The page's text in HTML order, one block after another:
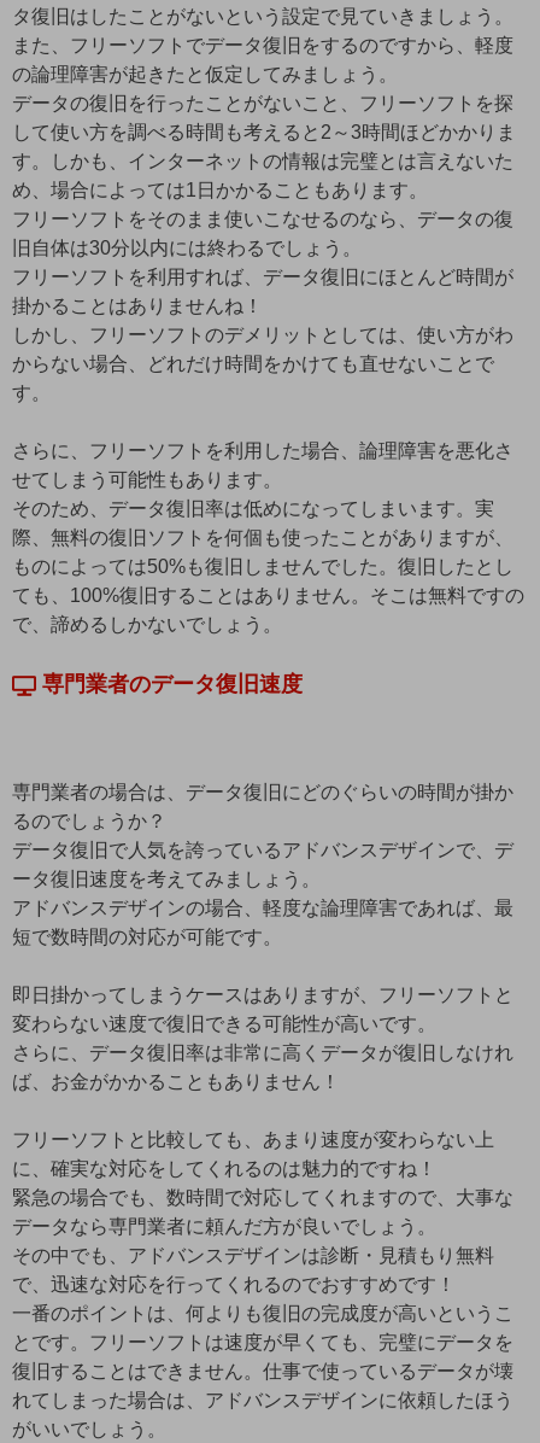
タ復旧はしたことがないという設定で見ていきましょう。
また、フリーソフトでデータ復旧をするのですから、軽度
の論理障害が起きたと仮定してみましょう。
データの復旧を行ったことがないこと、フリーソフトを探
して使い方を調べる時間も考えると2～3時間ほどかかりま
す。しかも、インターネットの情報は完璧とは言えないた
め、場合によっては1日かかることもあります。
フリーソフトをそのまま使いこなせるのなら、データの復
旧自体は30分以内には終わるでしょう。
フリーソフトを利用すれば、データ復旧にほとんど時間が
掛かることはありませんね！
しかし、フリーソフトのデメリットとしては、使い方がわ
からない場合、どれだけ時間をかけても直せないことで
す。
さらに、フリーソフトを利用した場合、論理障害を悪化さ
せてしまう可能性もあります。
そのため、データ復旧率は低めになってしまいます。実
際、無料の復旧ソフトを何個も使ったことがありますが、
ものによっては50%も復旧しませんでした。復旧したとし
ても、100%復旧することはありません。そこは無料ですの
で、諦めるしかないでしょう。
専門業者のデータ復旧速度
専門業者の場合は、データ復旧にどのぐらいの時間が掛か
るのでしょうか？
データ復旧で人気を誇っているアドバンスデザインで、デ
ータ復旧速度を考えてみましょう。
アドバンスデザインの場合、軽度な論理障害であれば、最
短で数時間の対応が可能です。
即日掛かってしまうケースはありますが、フリーソフトと
変わらない速度で復旧できる可能性が高いです。
さらに、データ復旧率は非常に高くデータが復旧しなけれ
ば、お金がかかることもありません！
フリーソフトと比較しても、あまり速度が変わらない上
に、確実な対応をしてくれるのは魅力的ですね！
緊急の場合でも、数時間で対応してくれますので、大事な
データなら専門業者に頼んだ方が良いでしょう。
その中でも、アドバンスデザインは診断・見積もり無料
で、迅速な対応を行ってくれるのでおすすめです！
一番のポイントは、何よりも復旧の完成度が高いというこ
とです。フリーソフトは速度が早くても、完璧にデータを
復旧することはできません。仕事で使っているデータが壊
れてしまった場合は、アドバンスデザインに依頼したほう
がいいでしょう。